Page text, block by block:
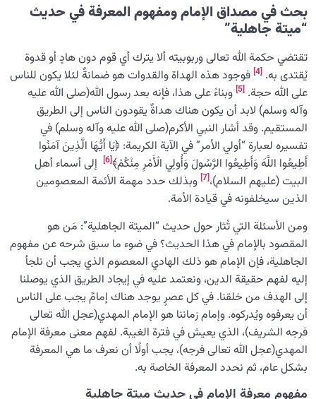
بحث في مصداق الإمام ومفهوم المعرفة في حديث
“میتة جاهلية”
تقتضي حكمة الله تعالى وربوبيته ألا يترك أي قوم دون هادٍ أو قدوة
يُقتدى به. [4]
فوجود هذه الهداة والقدوات هو ضمانةٌ لئلا يكون للناس
على الله حجة. [5]
وبناءً على هذا، فإنه بعد رسول الله(صلى الله عليه
وآله وسلم) لابد أن يكون هناك هداةٌ يقودون الناس إلى الطريق
المستقيم. وقد أشار النبي الأكرم(صلى الله عليه وآله وسلم) في
تفسيره لعبارة “أولي الأمر” في الآية الكريمة: ﴿يَا أَيُّهَا الَّذِينَ آمَنُوا
أَطِيعُوا اللَّهَ وَأَطِيعُوا الرَّسُولَ وَأُولِي الْأَمْرِ مِنْكُمْ﴾[6]
إلى أسماء أهل
البيت (عليهم السلام)،[7]
وبذلك حدد مهمة الأئمة المعصومين
الذين سيخلفونه في قيادة الأمة.
ومن الأسئلة التي تُثار حول حديث “المیتة الجاهلية”: مَن هو
المقصود بالإمام في هذا الحديث؟ في ضوء ما سبق شرحه عن مفهوم
الجاهلية، فإن الإمام هو ذلك الهادي المعصوم الذي يجب أن نلجأ
إليه لفهم حقيقة الدين، ونعتمد عليه في إيجاد الطريق الذي يوصلنا
إلى الهدف من خلقنا. في كل عصرٍ یوجد هناك إمامٌ يجب على الناس
أن يعرفوه ويُدركوه. وإمام زماننا هو الإمام المهدي(عجل الله تعالى
فرجه الشريف)، الذي يعيش في فترة الغيبة. لفهم معنى معرفة الإمام
المهدي(عجل الله تعالى فرجه)، يجب أولًا أن نعرف ما هي المعرفة
بشكل عام، ثم نحدد المعرفة الخاصة به.
مفهوم معرفة الإمام في حديث میتة جاهلية